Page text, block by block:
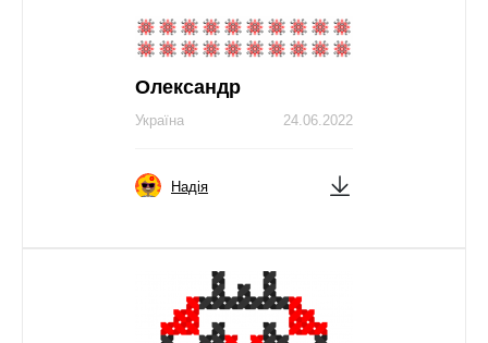
Олександр
24.06.2022
Україна
Надія